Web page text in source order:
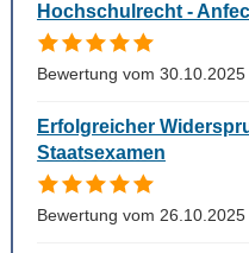
Hochschulrecht -
Bewertung vom 30.10.2025
Erfolgreicher
Staatsexamen
Bewertung vom 26.10.2025